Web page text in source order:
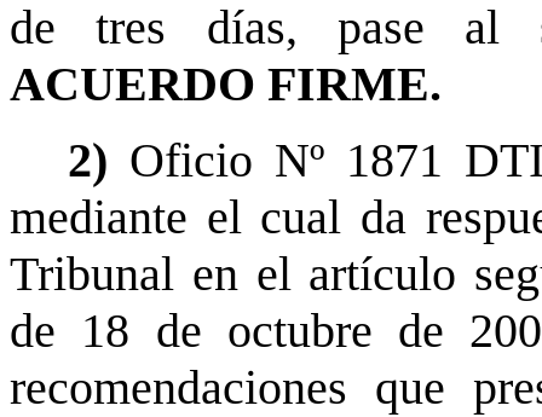
de tres días, pase al
ACUERDO FIRME.
2) Oficio Nº 1871
mediante el cual da
Tribunal en el artículo
de 18 de octubre de
recomendaciones que